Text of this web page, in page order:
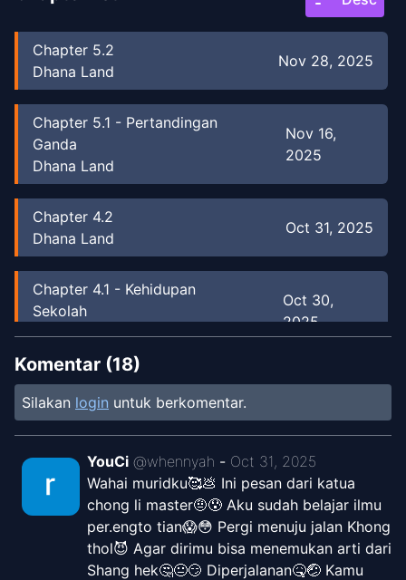
Chapter 5.2
Dhana Land
Nov 28, 2025
Chapter 5.1 - Pertandingan
Ganda
Dhana Land
Nov 16,
2025
Chapter 4.2
Dhana Land
Oct 31, 2025
Chapter 4.1 - Kehidupan
Sekolah
Dhana Land
Oct 30,
2025
Chapter3-TUNANGAN
Dhana Land
Chapter2-Kunjungan Ke Rumah
Dhana Land
Oct 11, 2025
Chapter1-Putri yang Dingin
Dhana Land
Oct 5, 2025
Komentar (18)
Silakan login untuk berkomentar.
YouCi @whennyah - Oct 31, 2025
Wahai muridku🥰💩 Ini pesan dari katua
chong li master🤨😰 Aku sudah belajar ilmu
per.engto tian😱😳 Pergi menuju jalan Khong
thol😈 Agar dirimu bisa menemukan arti dari
Shang hek🤔😐😏 Diperjalanan🤒🤕 Kamu